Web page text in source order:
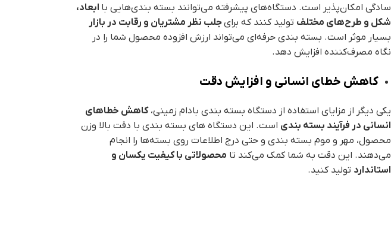
سادگی امکان‌پذیر است. دستگاه‌های پیشرفته می‌توانند بسته بندی‌هایی با ابعاد،
شکل و طرح‌های مختلف تولید کنند که برایجلب نظر مشتریان و رقابت در بازار
بسیار موثر است. بسته بندی حرفه‌ای می‌تواند ارزش افزوده محصول شما را در
نگاه مصرف‌کننده افزایش دهد.
کاهش خطای انسانی و افزایش دقت
یکی دیگر از مزایای استفاده از دستگاه بسته بندی بادام زمینی،کاهش خطاهای
انسانی در فرآیند بسته بندی است. این دستگاه های بسته بندی با دقت بالا وزن
محصول، مهر و موم بسته بندی و حتی درج اطلاعات روی بسته‌ها را انجام
می‌دهند. این دقت به شما کمک می‌کند تا محصولاتی با کیفیت یکسان و
استاندارد تولید کنید.